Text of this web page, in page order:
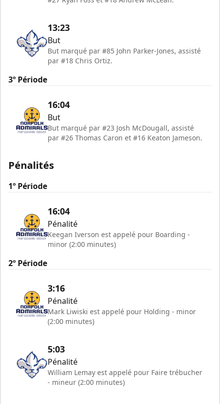
13:23
But
But marqué par #85 John Parker-Jones, assisté
par #18 Chris Ortiz.
3º Période
16:04
But
But marqué par #23 Josh McDougall, assisté
par #26 Thomas Caron et #16 Keaton Jameson.
Pénalités
1º Période
16:04
Pénalité
Keegan Iverson est appelé pour Boarding -
minor (2:00 minutes)
2º Période
3:16
Pénalité
Mark Liwiski est appelé pour Holding - minor
(2:00 minutes)
5:03
Pénalité
William Lemay est appelé pour Faire trébucher
- mineur (2:00 minutes)